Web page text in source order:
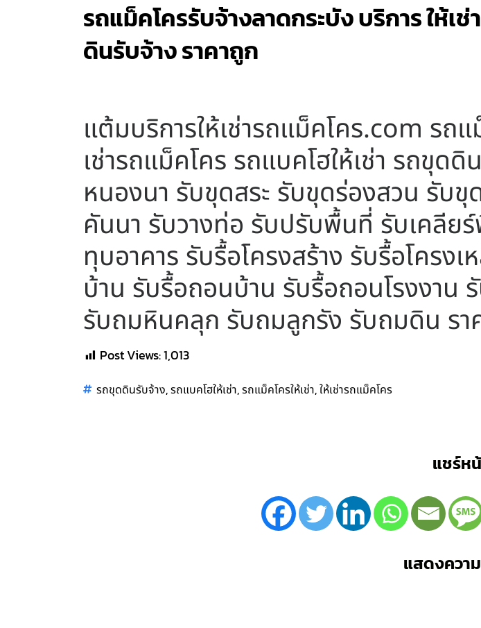
รถแม็คโครรับจ้างลาดกระบัง บริการ ให้เ
ดินรับจ้าง ราคาถูก
แต้มบริการให้เช่ารถแม็คโคร.com รถ
เช่ารถแม็คโคร รถแบคโฮให้เช่า รถขุ
หนองนา รับขุดสระ รับขุดร่องสวน รั
คันนา รับวางท่อ รับปรับพื้นที่ รับเคลีย
ทุบอาคาร รับรื้อโครงสร้าง รับรื้อโครง
บ้าน รับรื้อถอนบ้าน รับรื้อถอนโรงงาน
รับถมหินคลุก รับถมลูกรัง รับถมดิน รา
Post Views:1,013
รถขุดดินรับจ้าง,รถแบคโฮให้เช่า,รถแม็คโครให้เช่า,ให้เช่ารถแม็คโคร
แชร์ห
แสดงควา